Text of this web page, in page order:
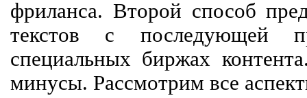
фриланса. Второй способ
текстов с последующей
специальных биржах
минусы. Рассмотрим все